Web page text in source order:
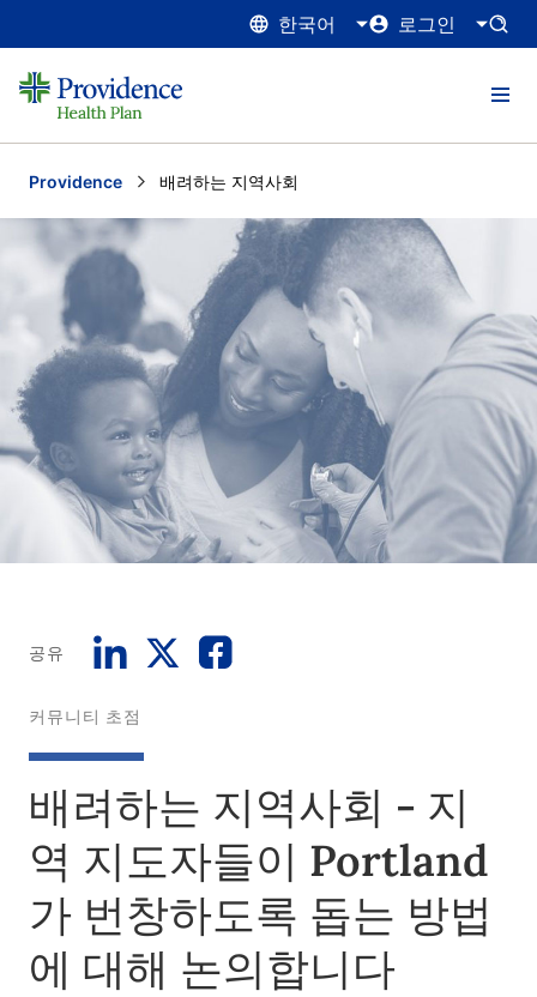
한국어 로그인
Providence Current:
배려하는 지역사회
공유
커뮤니티 초점
배려하는 지역사회 - 지
역 지도자들이 Portland
가 번창하도록 돕는 방법
에 대해 논의합니다